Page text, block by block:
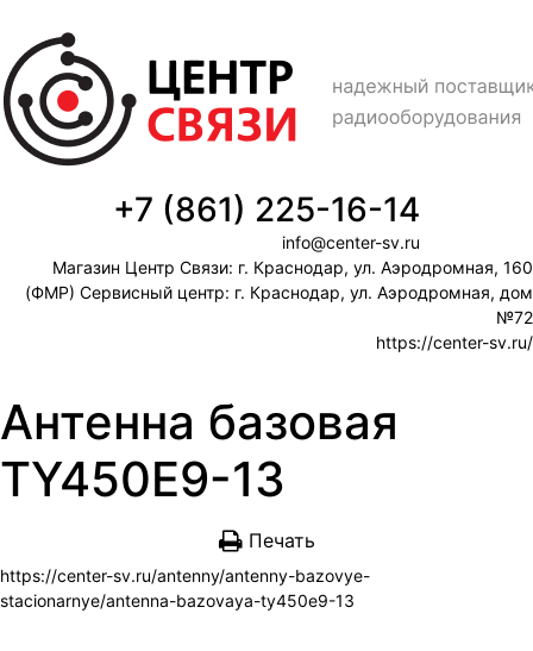
+7 (861) 225-16-14
info@center-sv.ru
Магазин Центр Связи: г. Краснодар, ул. Аэродромная, 160
(ФМР) Сервисный центр: г. Краснодар, ул. Аэродромная, дом
№72
https://center-sv.ru/
Антенна базовая
TY450E9-13
Печать
https://center-sv.ru/antenny/antenny-bazovye-
stacionarnye/antenna-bazovaya-ty450e9-13